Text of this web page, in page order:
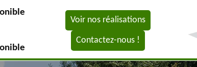
Voir nos réalisations
Contactez-nous !